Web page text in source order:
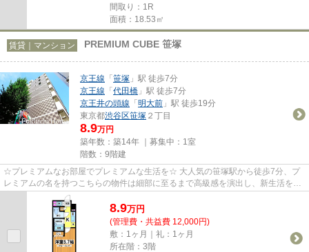
間取り：1R
面積：18.53㎡
賃貸｜マンション PREMIUM CUBE 笹塚
京王線 「笹塚 」駅 徒歩7分
京王線 「代田橋 」駅 徒歩7分
京王井の頭線 「明大前 」駅 徒歩19分
東京都渋谷区笹塚 ２丁目
8.9万円
築年数：築14年 ｜募集中： 1室
階数：9階建
☆プレミアムなお部屋でプレミアムな生活を☆ 大人気の笹塚駅から徒歩7分、プ
レミアムの名を持つこちらの物件は細部に至るまで高級感を演出し、新生活を快
適かつ、華やかに飾ってくれま...
8.9万円
(管理費・共益費 12,000円)
敷：1ヶ月｜礼：1ヶ月
所在階：3階